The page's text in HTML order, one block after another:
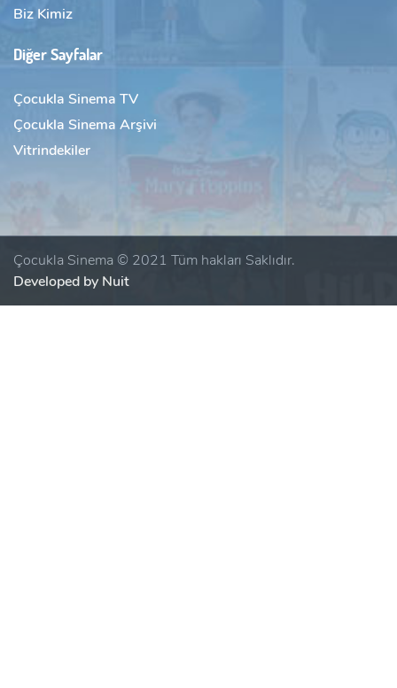
Biz Kimiz
Diğer Sayfalar
Çocukla Sinema TV
Çocukla Sinema Arşivi
Vitrindekiler
Çocukla Sinema © 2021 Tüm hakları Saklıdır.
Developed by Nuit